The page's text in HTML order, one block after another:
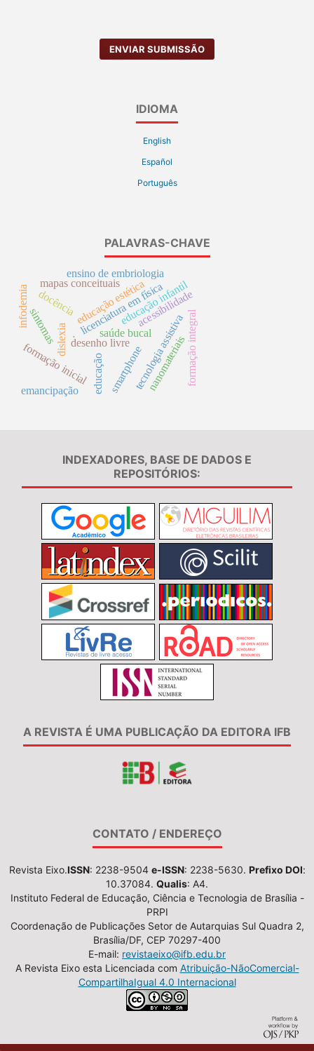
ENVIAR SUBMISSÃO
IDIOMA
English
Español
Português
PALAVRAS-CHAVE
desenho livre
educação infantil
educação estéticaacessibilidade
tecnologia assistiva
dislexia
smartphone
.
ensino de embriologia
mapas conceituais
formação inicial
licenciatura em física
docência
formação integral
emancipação nanomateriais
educação
saúde bucal
sintomas
infodemia
INDEXADORES, BASE DE DADOS E
REPOSITÓRIOS:
A REVISTA É UMA PUBLICAÇÃO DA EDITORA IFB
CONTATO / ENDEREÇO
Revista Eixo.ISSN: 2238-9504 e-ISSN: 2238-5630. Prefixo DOI:
10.37084. Qualis: A4.
Instituto Federal de Educação, Ciência e Tecnologia de Brasília -
PRPI
Coordenação de Publicações Setor de Autarquias Sul Quadra 2,
Brasília/DF, CEP 70297-400
E-mail: revistaeixo@ifb.edu.br
A Revista Eixo esta Licenciada com Atribuição-NãoComercial-
CompartilhaIgual 4.0 Internacional